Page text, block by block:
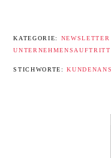
KATEGORIE:
UNTERNEHMENSAUFTRITT
STICHWORTE: